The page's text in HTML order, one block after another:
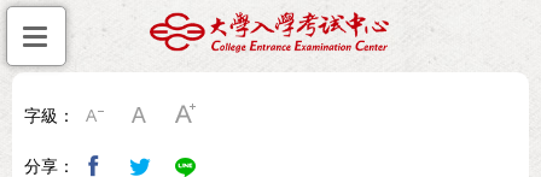
字級：
分享：